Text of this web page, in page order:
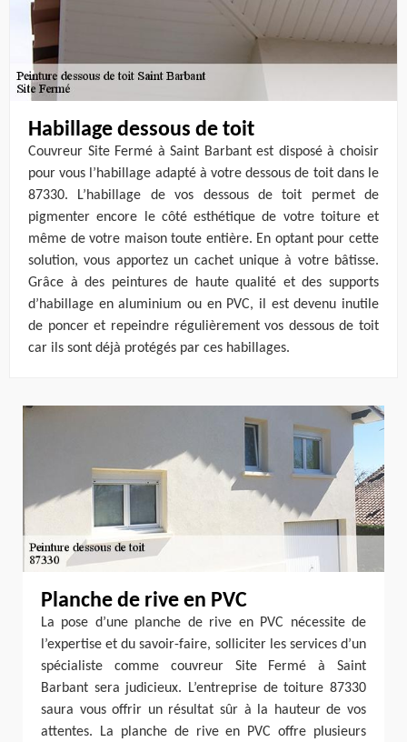
Habillage dessous de toit
Couvreur Site Fermé à Saint Barbant est disposé à choisir
pour vous l’habillage adapté à votre dessous de toit dans le
87330. L’habillage de vos dessous de toit permet de
pigmenter encore le côté esthétique de votre toiture et
même de votre maison toute entière. En optant pour cette
solution, vous apportez un cachet unique à votre bâtisse.
Grâce à des peintures de haute qualité et des supports
d’habillage en aluminium ou en PVC, il est devenu inutile
de poncer et repeindre régulièrement vos dessous de toit
car ils sont déjà protégés par ces habillages.
Planche de rive en PVC
La pose d’une planche de rive en PVC nécessite de
l’expertise et du savoir-faire, solliciter les services d’un
spécialiste comme couvreur Site Fermé à Saint
Barbant sera judicieux. L’entreprise de toiture 87330
saura vous offrir un résultat sûr à la hauteur de vos
attentes. La planche de rive en PVC offre plusieurs